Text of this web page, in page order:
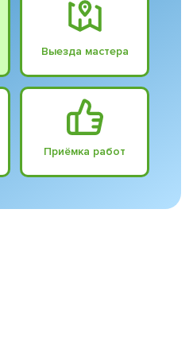
Выезда мастера
Приёмка работ